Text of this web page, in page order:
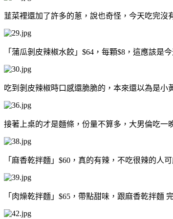
韮菜裡還加了許多的蔥，說也奇怪，今天吃完沒
「蒲瓜剝皮辣椒水餃」$64，每顆$8，這應該
吃到剝皮辣椒時口感還脆脆的，本來還以為是
接著上桌的才是麵條，份量不算多，大男倫吃一
「麻香乾拌麵」$60，真的有辣，不吃很辣的人
「肉燥乾拌麵」$65，帶點甜味，跟麻香乾拌麵